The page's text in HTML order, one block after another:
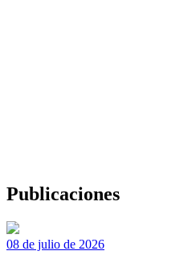
Publicaciones
08 de julio de 2026